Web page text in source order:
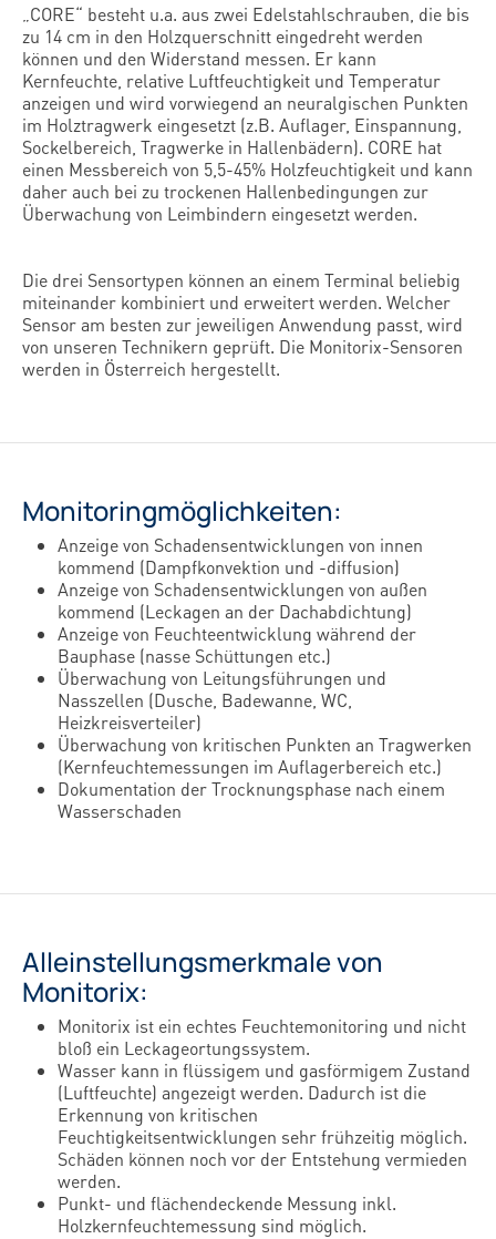
„CORE“ besteht u.a. aus zwei Edelstahlschrauben, die bis
zu 14 cm in den Holzquerschnitt eingedreht werden
können und den Widerstand messen. Er kann
Kernfeuchte, relative Luftfeuchtigkeit und Temperatur
anzeigen und wird vorwiegend an neuralgischen Punkten
im Holztragwerk eingesetzt (z.B. Auflager, Einspannung,
Sockelbereich, Tragwerke in Hallenbädern). CORE hat
einen Messbereich von 5,5-45% Holzfeuchtigkeit und kann
daher auch bei zu trockenen Hallenbedingungen zur
Überwachung von Leimbindern eingesetzt werden.
Die drei Sensortypen können an einem Terminal beliebig
miteinander kombiniert und erweitert werden. Welcher
Sensor am besten zur jeweiligen Anwendung passt, wird
von unseren Technikern geprüft. Die Monitorix-Sensoren
werden in Österreich hergestellt.
Monitoringmöglichkeiten:
Anzeige von Schadensentwicklungen von innen
kommend (Dampfkonvektion und -diffusion)
Anzeige von Schadensentwicklungen von außen
kommend (Leckagen an der Dachabdichtung)
Anzeige von Feuchteentwicklung während der
Bauphase (nasse Schüttungen etc.)
Überwachung von Leitungsführungen und
Nasszellen (Dusche, Badewanne, WC,
Heizkreisverteiler)
Überwachung von kritischen Punkten an Tragwerken
(Kernfeuchtemessungen im Auflagerbereich etc.)
Dokumentation der Trocknungsphase nach einem
Wasserschaden
Alleinstellungsmerkmale von
Monitorix:
Monitorix ist ein echtes Feuchtemonitoring und nicht
bloß ein Leckageortungssystem.
Wasser kann in flüssigem und gasförmigem Zustand
(Luftfeuchte) angezeigt werden. Dadurch ist die
Erkennung von kritischen
Feuchtigkeitsentwicklungen sehr frühzeitig möglich.
Schäden können noch vor der Entstehung vermieden
werden.
Punkt- und flächendeckende Messung inkl.
Holzkernfeuchtemessung sind möglich.